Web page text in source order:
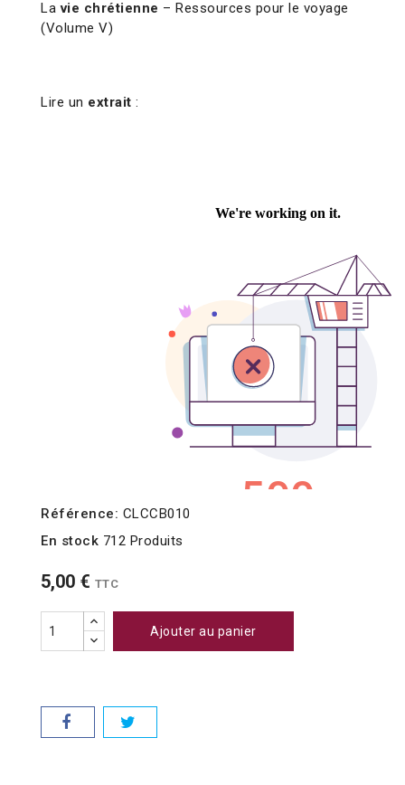
Lavie chrétienne – Ressources pour le voyage
(Volume V)
Lire un extrait :
Référence: CLCCB010
En stock 712 Produits
5,00 € TTC
Ajouter au panier